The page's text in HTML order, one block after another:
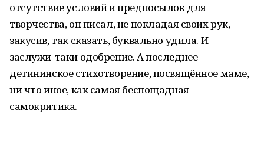
отсутствие условий и предпосылок для
творчества, он писал, не покладая своих рук,
закусив, так сказать, буквально удила. И
заслужи-таки одобрение. А последнее
детининское стихотворение, посвящённое маме,
ни что иное, как самая беспощадная
самокритика.